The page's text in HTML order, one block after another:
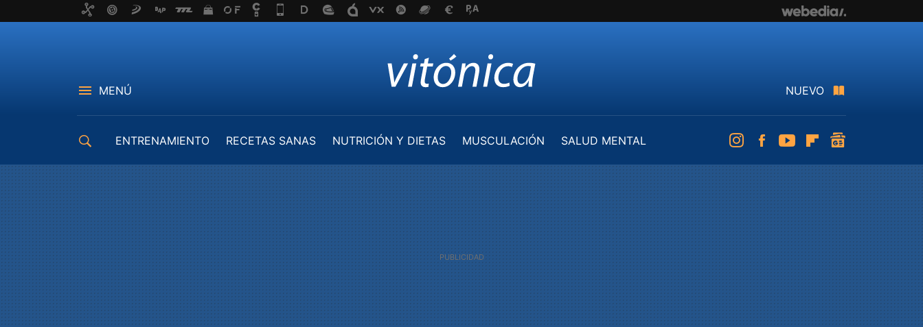
MENÚ NUEVO
ENTRENAMIENTO RECETAS SANAS NUTRICIÓN Y DIETAS MUSCULACIÓN
SALUD MENTAL
InstagramFacebookYoutubeFlipboard